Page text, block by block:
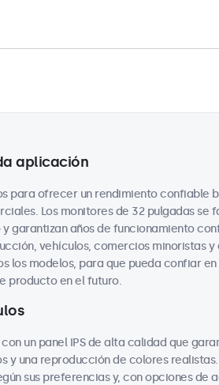
aplicación
para ofrecer un rendimiento confiable
Los monitores de 32 pulgadas se
garantizan años de funcionamiento
vehículos, comercios minoristas y
los modelos, para que pueda confiar en
producto en el futuro.
un panel IPS de alta calidad que
y una reproducción de colores
sus preferencias y, con opciones de